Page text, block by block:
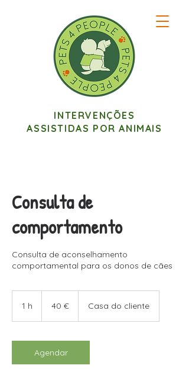
INTERVENÇÕES
ASSISTIDAS POR ANIMAIS
Consulta de
comportamento
Consulta de aconselhamento
comportamental para os donos de cães
1 h 40 € Casa do cliente
Agendar